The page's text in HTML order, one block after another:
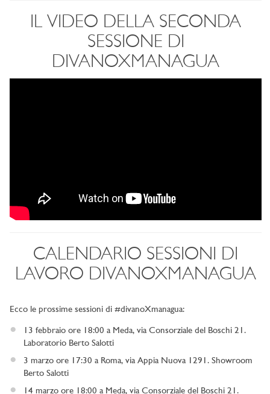
IL VIDEO DELLA SECONDA
SESSIONE DI
DIVANOXMANAGUA
CALENDARIO SESSIONI DI
LAVORO DIVANOXMANAGUA
Ecco le prossime sessioni di #divanoXmanagua:
13 febbraio ore 18:00 a Meda, via Consorziale del Boschi 21.
Laboratorio Berto Salotti
3 marzo ore 17:30 a Roma, via Appia Nuova 1291. Showroom
Berto Salotti
14 marzo ore 18:00 a Meda, via Consorziale del Boschi 21.